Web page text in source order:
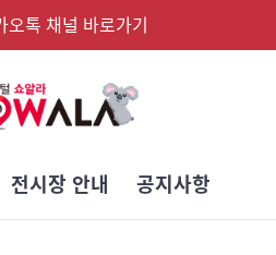
오톡 채널 바로가기
전시장 안내 공지사항